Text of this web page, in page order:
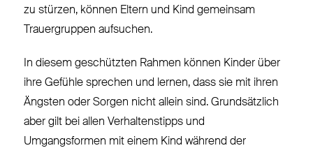
zu stürzen, können Eltern und Kind gemeinsam
Trauergruppen aufsuchen.
In diesem geschützten Rahmen können Kinder über
ihre Gefühle sprechen und lernen, dass sie mit ihren
Ängsten oder Sorgen nicht allein sind. Grundsätzlich
aber gilt bei allen Verhaltenstipps und
Umgangsformen mit einem Kind während der